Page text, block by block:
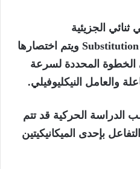
ثنائي الجزيئية
Substitution nucleophilic Bimolecular ويتم اختصارها
الخطوة المحددة لسرعة
والعامل النيكليوفيلي.
الحركية قد تتم
بإحدى الميكانيكيتين